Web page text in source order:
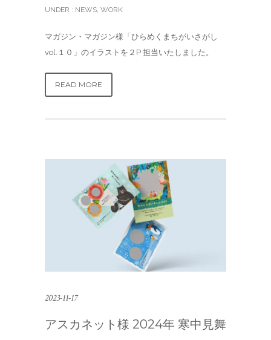
UNDER : NEWS, WORK
マガジン・マガジン様「ひらめくまちがいさがし
vol.１０」のイラストを２P 担当いたしました。
READ MORE
2023-11-17
アスカネット様 2024年 寒中見舞